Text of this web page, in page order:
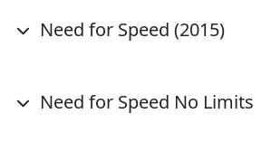
Need for Speed (2015)
Need for Speed No Limits